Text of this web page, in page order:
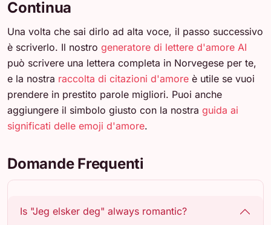
Continua
Una volta che sai dirlo ad alta voce, il passo successivo
è scriverlo. Il nostro generatore di lettere d'amore AI
può scrivere una lettera completa in Norvegese per te,
e la nostra raccolta di citazioni d'amore è utile se vuoi
prendere in prestito parole migliori. Puoi anche
aggiungere il simbolo giusto con la nostra guida ai
significati delle emoji d'amore.
Domande Frequenti
Is "Jeg elsker deg" always romantic?